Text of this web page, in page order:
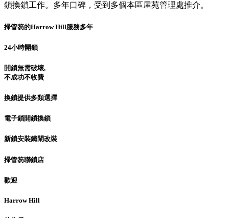
鎖換鎖工作。多年口碑，受到多個本區屋苑管理處推介。
掃管笏的Harrow Hill服務多年
24小時開鎖
開鎖無需破壞,
不成功不收費
換鎖提供多類選擇
電子鎖開鎖換鎖
新鎖安裝鐵閘改裝
掃管笏聯鎖店
歡迎
Harrow Hill